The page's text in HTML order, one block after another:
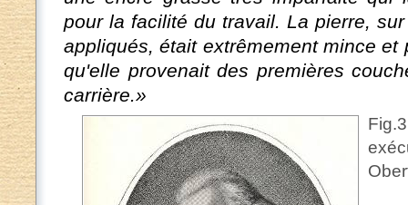
pour la facilité du travail. La pierre,
appliqués, était extrêmement mince et
qu'elle provenait des premières
carrière.»